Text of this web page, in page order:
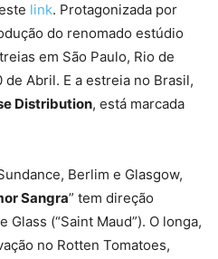
link. Protagonizada por
do renomado estúdio
em São Paulo, Rio de
Abril. E a estreia no Brasil,
Distribution, está marcada
Berlim e Glasgow,
Sangra” tem direção
Glass (“Saint Maud”). O longa,
no Rotten Tomatoes,